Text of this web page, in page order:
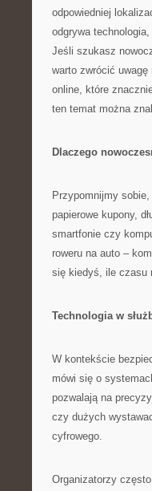
odpowiedniej
odgrywa
Jeśli szukasz
warto zwrócić
online, które
ten temat można
Dlaczego
Przypomnijmy
papierowe kupony,
smartfonie czy
roweru na auto –
się kiedyś, ile czasu
Technologia w
W kontekście
mówi się o
pozwalają na
czy dużych
cyfrowego.
Organizatorzy